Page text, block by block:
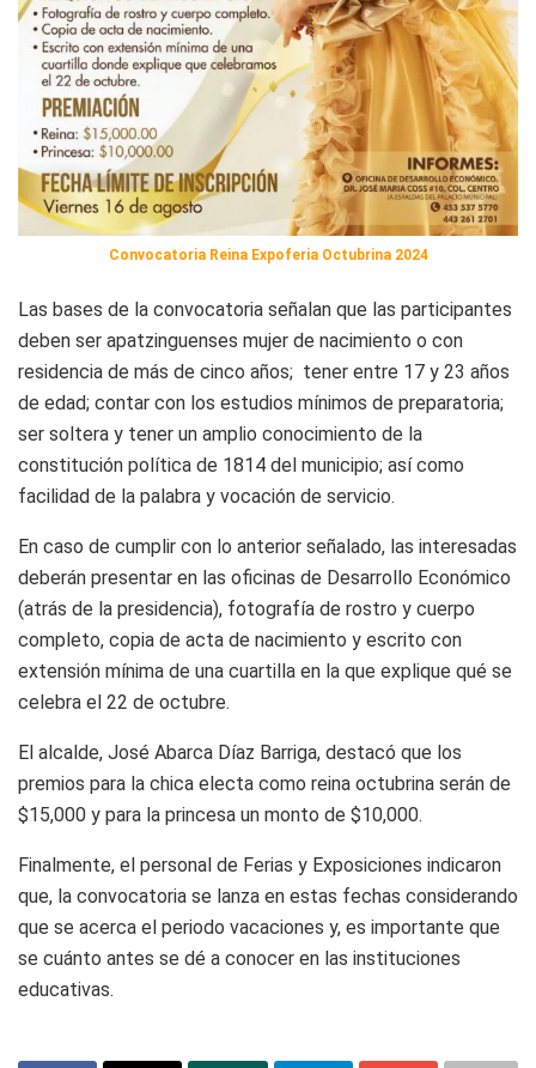
Convocatoria Reina Expoferia Octubrina 2024
Las bases de la convocatoria señalan que las participantes
deben ser apatzinguenses mujer de nacimiento o con
residencia de más de cinco años; tener entre 17 y 23 años
de edad; contar con los estudios mínimos de preparatoria;
ser soltera y tener un amplio conocimiento de la
constitución política de 1814 del municipio; así como
facilidad de la palabra y vocación de servicio.
En caso de cumplir con lo anterior señalado, las interesadas
deberán presentar en las oficinas de Desarrollo Económico
(atrás de la presidencia), fotografía de rostro y cuerpo
completo, copia de acta de nacimiento y escrito con
extensión mínima de una cuartilla en la que explique qué se
celebra el 22 de octubre.
El alcalde, José Abarca Díaz Barriga, destacó que los
premios para la chica electa como reina octubrina serán de
$15,000 y para la princesa un monto de $10,000.
Finalmente, el personal de Ferias y Exposiciones indicaron
que, la convocatoria se lanza en estas fechas considerando
que se acerca el periodo vacaciones y, es importante que
se cuánto antes se dé a conocer en las instituciones
educativas.